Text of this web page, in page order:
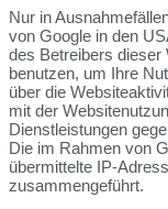
Nur in
von Google in den
des Betreibers dieser
benutzen, um Ihre
über die
mit der
Dienstleistungen
Die im Rahmen von
übermittelte IP-
zusammengeführt.